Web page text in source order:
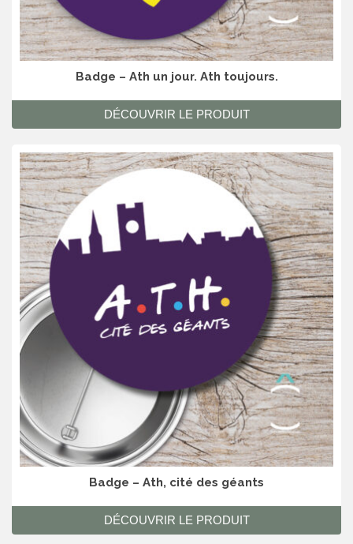
Badge – Ath un jour. Ath toujours.
DÉCOUVRIR LE PRODUIT
Badge – Ath, cité des géants
DÉCOUVRIR LE PRODUIT